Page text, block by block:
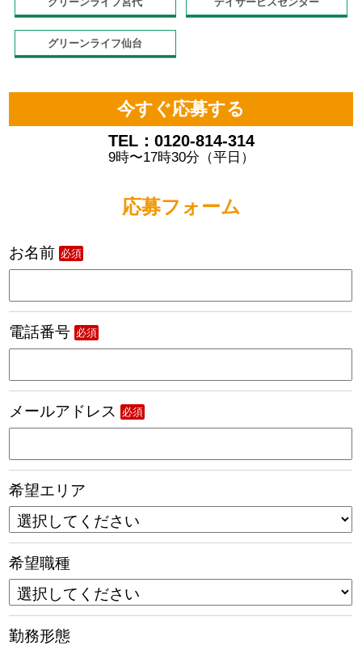
グリーンライフ仙台
今すぐ応募する
TEL：0120-814-314
9時〜17時30分（平日）
応募フォーム
お名前 必須
電話番号 必須
メールアドレス 必須
希望エリア
希望職種
勤務形態